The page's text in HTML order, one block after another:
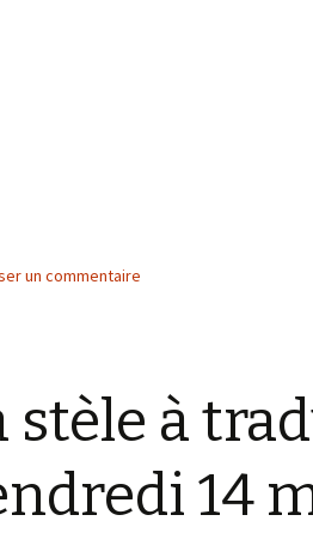
un commentaire
stèle à
14